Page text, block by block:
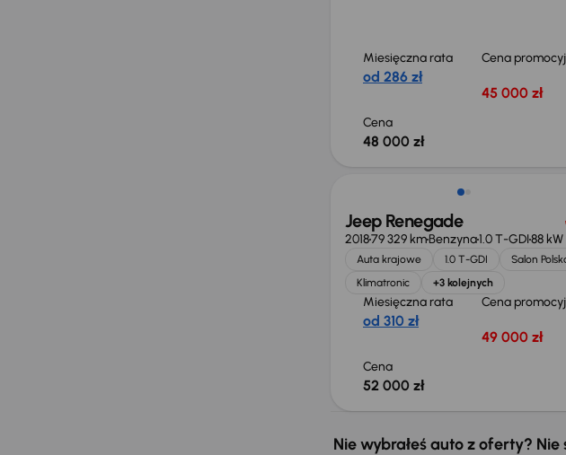
Miesięczna rata
od 286 zł
Cena
45 000 zł
Cena
48 000 zł
Jeep Renegade
201879 329 kmBenzyna1.0 T-GDI88 kW
Auta krajowe 1.0 T-GDI
Salon
Klimatronic
+3 kolejnych
Miesięczna rata
od 310 zł
Cena
49 000 zł
Cena
52 000 zł
Nie wybrałeś auto z oferty?